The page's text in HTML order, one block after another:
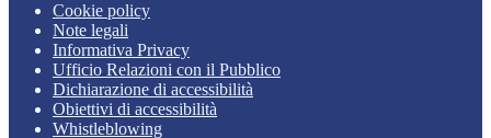
Cookie policy
Note legali
Informativa Privacy
Ufficio Relazioni con il Pubblico
Dichiarazione di accessibilità
Obiettivi di accessibilità
Whistleblowing